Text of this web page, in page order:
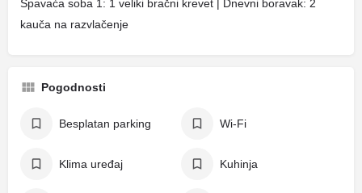
Spavaća soba 1: 1 veliki bračni krevet | Dnevni boravak: 2
kauča na razvlačenje
Pogodnosti
Besplatan parking Wi-Fi
Klima uređaj Kuhinja